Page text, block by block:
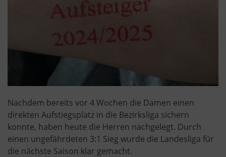
Nachdem bereits vor 4 Wochen die Damen einen
direkten Aufstiegsplatz in die Bezirksliga sichern
konnte, haben heute die Herren nachgelegt. Durch
einen ungefährdeten 3:1 Sieg wurde die Landesliga für
die nächste Saison klar gemacht.